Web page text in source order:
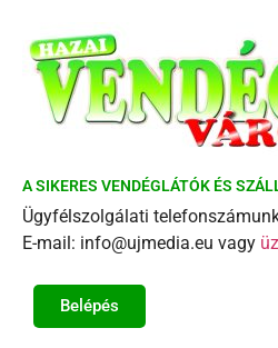
A SIKERES VENDÉGLÁTÓK ÉS
Ügyfélszolgálati
E-mail: info@ujmedia.eu vagy
Belépés